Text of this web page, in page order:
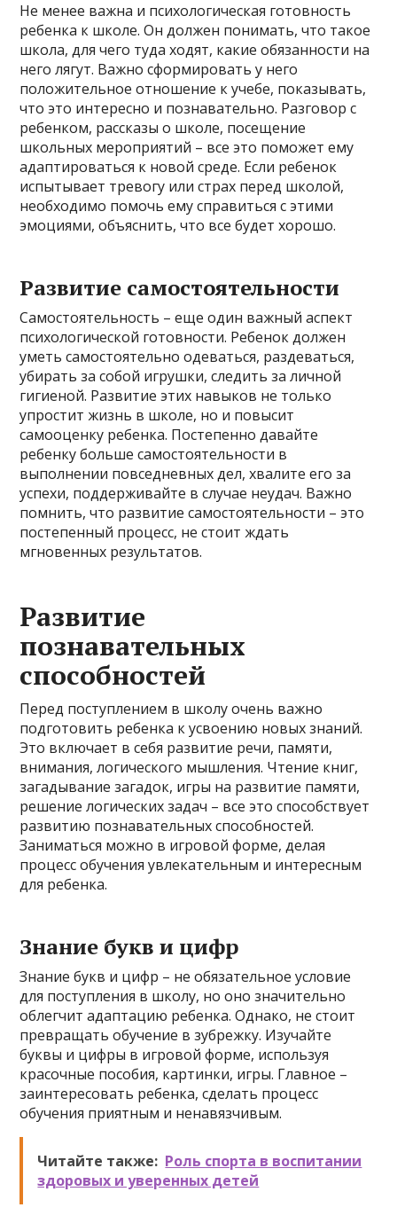
Не менее важна и психологическая готовность
ребенка к школе. Он должен понимать, что такое
школа, для чего туда ходят, какие обязанности на
него лягут. Важно сформировать у него
положительное отношение к учебе, показывать,
что это интересно и познавательно. Разговор с
ребенком, рассказы о школе, посещение
школьных мероприятий – все это поможет ему
адаптироваться к новой среде. Если ребенок
испытывает тревогу или страх перед школой,
необходимо помочь ему справиться с этими
эмоциями, объяснить, что все будет хорошо.
Развитие самостоятельности
Самостоятельность – еще один важный аспект
психологической готовности. Ребенок должен
уметь самостоятельно одеваться, раздеваться,
убирать за собой игрушки, следить за личной
гигиеной. Развитие этих навыков не только
упростит жизнь в школе, но и повысит
самооценку ребенка. Постепенно давайте
ребенку больше самостоятельности в
выполнении повседневных дел, хвалите его за
успехи, поддерживайте в случае неудач. Важно
помнить, что развитие самостоятельности – это
постепенный процесс, не стоит ждать
мгновенных результатов.
Развитие
познавательных
способностей
Перед поступлением в школу очень важно
подготовить ребенка к усвоению новых знаний.
Это включает в себя развитие речи, памяти,
внимания, логического мышления. Чтение книг,
загадывание загадок, игры на развитие памяти,
решение логических задач – все это способствует
развитию познавательных способностей.
Заниматься можно в игровой форме, делая
процесс обучения увлекательным и интересным
для ребенка.
Знание букв и цифр
Знание букв и цифр – не обязательное условие
для поступления в школу, но оно значительно
облегчит адаптацию ребенка. Однако, не стоит
превращать обучение в зубрежку. Изучайте
буквы и цифры в игровой форме, используя
красочные пособия, картинки, игры. Главное –
заинтересовать ребенка, сделать процесс
обучения приятным и ненавязчивым.
Читайте также: Роль спорта в воспитании
здоровых и уверенных детей